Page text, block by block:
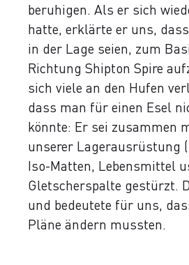
beruhigen. Als er sich
hatte, erklärte er uns,
in der Lage seien, zum
Richtung Shipton Spire
sich viele an den Hufen
dass man für einen Esel
könnte: Er sei zusammen
unserer Lagerausrüstung
Iso-Matten, Lebensmittel
Gletscherspalte gestürzt.
und bedeutete für uns,
Pläne ändern mussten.